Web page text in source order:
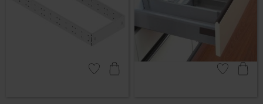
Lägg till i favoriter Lägg till i